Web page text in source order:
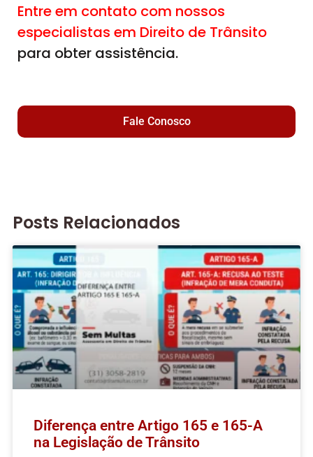
Entre em contato com nossos
especialistas em Direito de Trânsito
para obter assistência.
Fale Conosco
Posts Relacionados
Diferença entre Artigo 165 e 165-A
na Legislação de Trânsito